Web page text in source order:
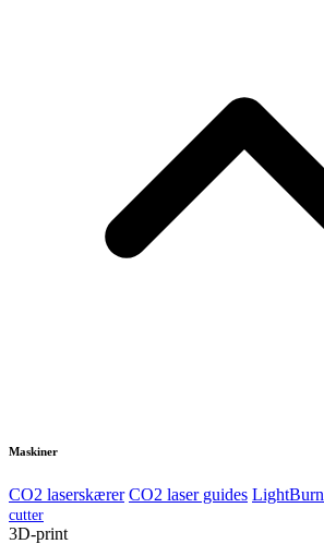
Maskiner
CO2 laserskærer CO2 laser guides
cutter
3D-print